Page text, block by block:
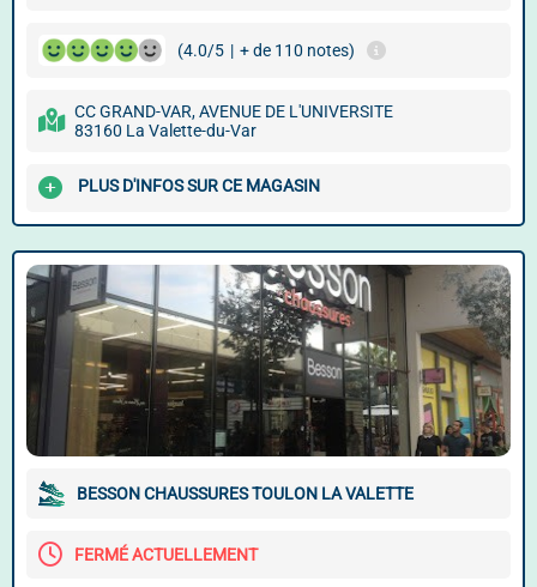
(4.0/5 | + de 110 notes)
CC GRAND-VAR, AVENUE DE L'UNIVERSITE
83160 La Valette-du-Var
PLUS D'INFOS SUR CE MAGASIN
BESSON CHAUSSURES TOULON LA VALETTE
FERMÉ ACTUELLEMENT